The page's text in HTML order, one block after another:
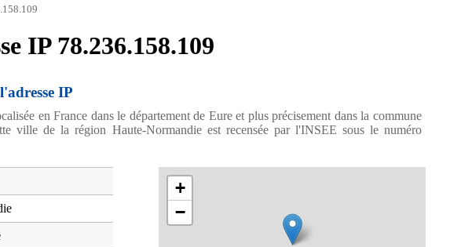
IP 78.236.158.109
IP
en France dans le département de Eure et plus précisement dans la commune
ville de la région Haute-Normandie est recensée par l'INSEE sous le numéro
+
−